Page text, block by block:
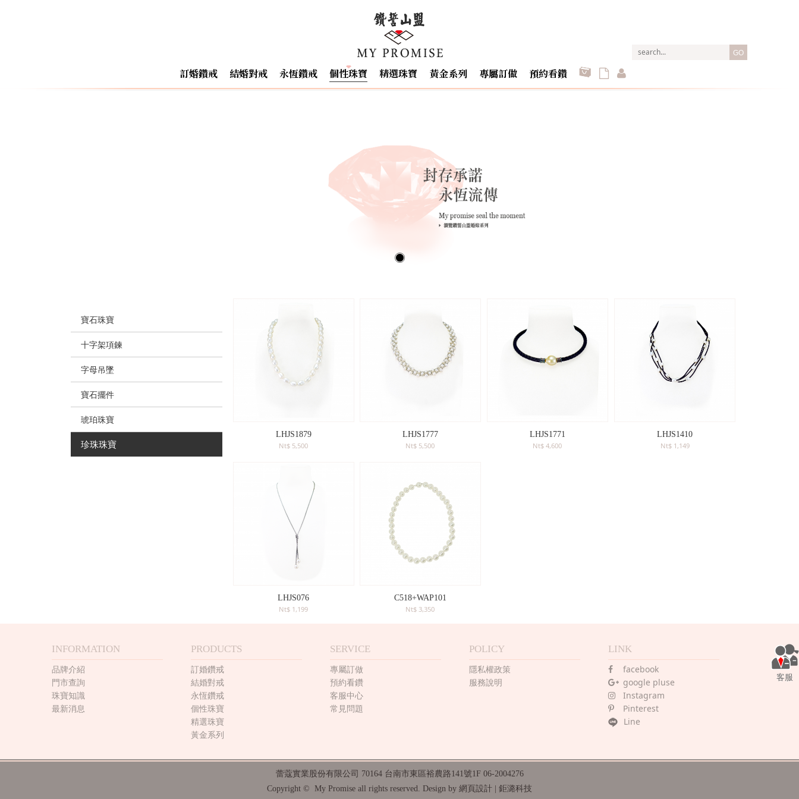
GO
訂婚鑽戒 結婚對戒 永恆鑽戒 個性珠寶 精選珠寶 黃金系列 專屬訂做 預約看鑽
寶石珠寶
十字架項鍊
字母吊墜
寶石擺件
琥珀珠寶
珍珠珠寶
LHJS1879
Nt$ 5,500
LHJS1777
Nt$ 5,500
LHJS1771
Nt$ 4,600
LHJS1410
Nt$ 1,149
LHJS076
Nt$ 1,199
C518+WAP101
Nt$ 3,350
INFORMATION
品牌介紹
門市查詢
珠寶知識
最新消息
PRODUCTS
訂婚鑽戒
結婚對戒
永恆鑽戒
個性珠寶
精選珠寶
黃金系列
SERVICE
專屬訂做
預約看鑽
客服中心
常見問題
POLICY
隱私權政策
服務說明
LINK
facebook
google pluse
Instagram
Pinterest
Line
蕾蔻實業股份有限公司 70164 台南市東區裕農路141號1F 06-2004276
Copyright © My Promise all rights reserved. Design by 網頁設計 | 鉅潞科技
客服